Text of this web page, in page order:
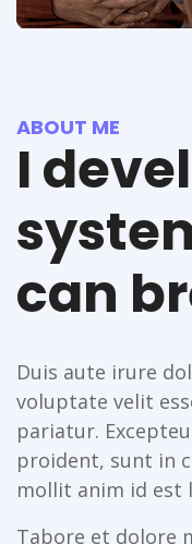
ABOUT ME
I
can
Duis aute irure
voluptate velit
pariatur.
proident, sunt in
mollit anim id est
Tabore et dolore